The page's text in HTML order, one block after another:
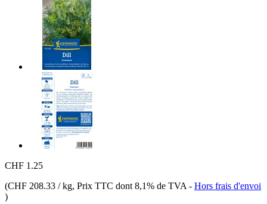
CHF 1.25
(CHF 208.33 / kg, Prix TTC dont 8,1% de TVA - Hors frais d'envoi
)